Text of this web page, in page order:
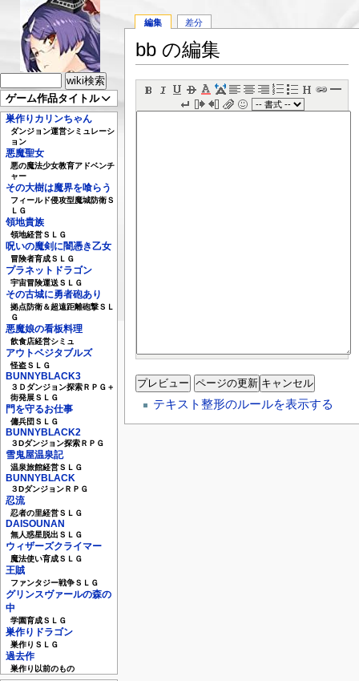
ゲーム作品タイトル
巣作りカリンちゃん
ダンジョン運営シミュレーシ
ョン
悪魔聖女
悪の魔法少女教育アドベンチ
ャー
その大樹は魔界を喰らう
フィールド侵攻型魔城防衛Ｓ
ＬＧ
領地貴族
領地経営ＳＬＧ
呪いの魔剣に闇憑き乙女
冒険者育成ＳＬＧ
プラネットドラゴン
宇宙冒険運送ＳＬＧ
その古城に勇者砲あり
拠点防衛＆超遠距離砲撃ＳＬ
Ｇ
悪魔娘の看板料理
飲食店経営シミュ
アウトベジタブルズ
怪盗ＳＬＧ
BUNNYBLACK3
３Ｄダンジョン探索ＲＰＧ＋
街発展ＳＬＧ
門を守るお仕事
傭兵団ＳＬＧ
BUNNYBLACK2
３Dダンジョン探索ＲＰＧ
雪鬼屋温泉記
温泉旅館経営ＳＬＧ
BUNNYBLACK
３DダンジョンＲＰＧ
忍流
忍者の里経営ＳＬＧ
DAISOUNAN
無人惑星脱出ＳＬＧ
ウィザーズクライマー
魔法使い育成ＳＬＧ
王賊
ファンタジー戦争ＳＬＧ
グリンスヴァールの森の
中
学園育成ＳＬＧ
巣作りドラゴン
巣作りＳＬＧ
過去作
巣作り以前のもの
編集 差分
bb の編集
テキスト整形のルールを表示する